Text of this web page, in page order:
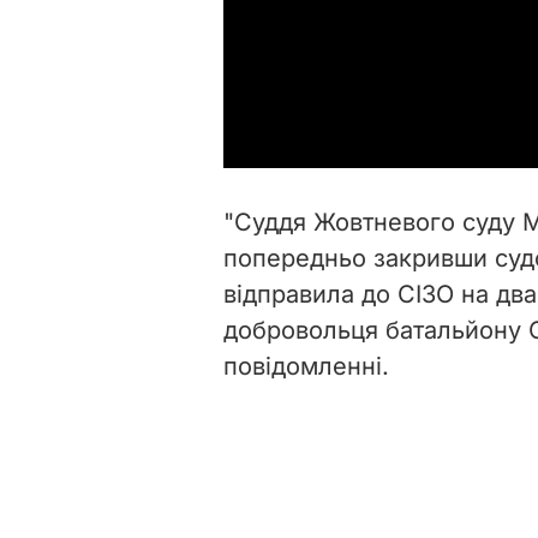
"Суддя Жовтневого суду
попередньо закривши
відправила до СІЗО на
добровольця батальйону
повідомленні.